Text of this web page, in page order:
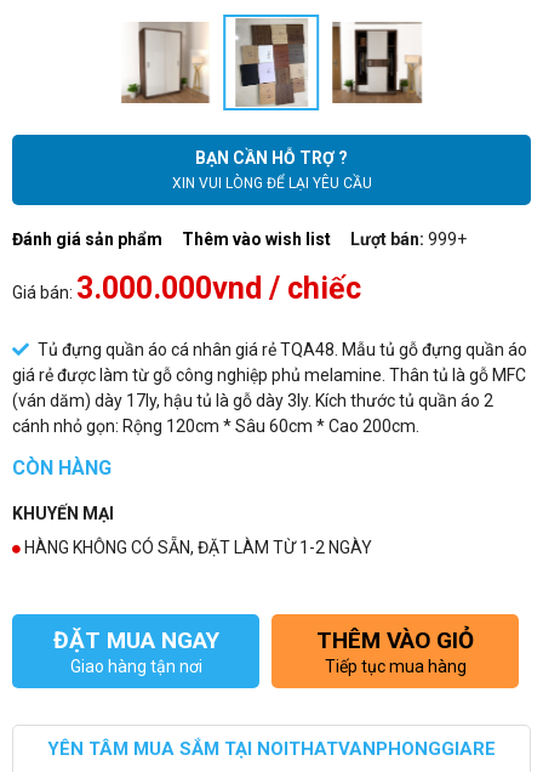
BẠN CẦN HỖ TRỢ ?
XIN VUI LÒNG ĐỂ LẠI YÊU CẦU
Đánh giá sản phẩm Thêm vào wish list Lượt bán: 999+
Giá bán: 3.000.000vnd / chiếc
Tủ đựng quần áo cá nhân giá rẻ TQA48. Mẫu tủ gỗ đựng quần áo
giá rẻ được làm từ gỗ công nghiệp phủ melamine. Thân tủ là gỗ MFC
(ván dăm) dày 17ly, hậu tủ là gỗ dày 3ly. Kích thước tủ quần áo 2
cánh nhỏ gọn: Rộng 120cm * Sâu 60cm * Cao 200cm.
CÒN HÀNG
KHUYẾN MẠI
HÀNG KHÔNG CÓ SẴN, ĐẶT LÀM TỪ 1-2 NGÀY
ĐẶT MUA NGAY
Giao hàng tận nơi
THÊM VÀO GIỎ
Tiếp tục mua hàng
YÊN TÂM MUA SẮM TẠI NOITHATVANPHONGGIARE